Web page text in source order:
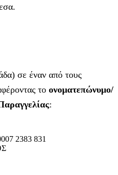
σε έναν από τους
το ονοματεπώνυμο/
:
2383 831